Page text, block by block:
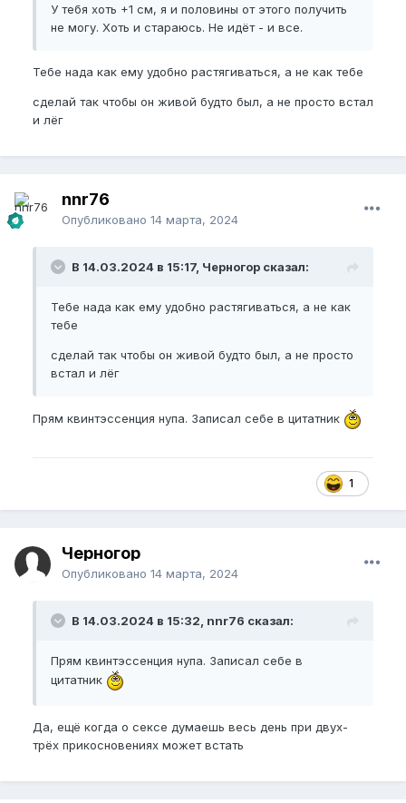
У тебя хоть +1 см, я и половины от этого получить
не могу. Хоть и стараюсь. Не идёт - и все.
Тебе нада как ему удобно растягиваться, а не как тебе
сделай так чтобы он живой будто был, а не просто встал
и лёг
nnr76
Опубликовано 14 марта, 2024
В 14.03.2024 в 15:17, Черногор сказал:
Тебе нада как ему удобно растягиваться, а не как
тебе
сделай так чтобы он живой будто был, а не просто
встал и лёг
Прям квинтэссенция нупа. Записал себе в цитатник
1
Черногор
Опубликовано 14 марта, 2024
В 14.03.2024 в 15:32, nnr76 сказал:
Прям квинтэссенция нупа. Записал себе в
цитатник
Да, ещё когда о сексе думаешь весь день при двух-
трёх прикосновениях может встать